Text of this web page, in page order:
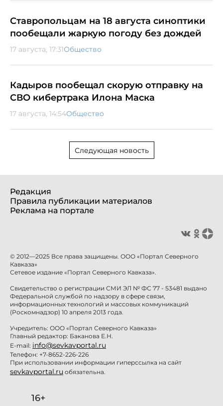
Ставропольцам на 18 августа синоптики
пообещали жаркую погоду без дождей
17 августа, 17:31Общество
Кадыров пообещал скорую отправку на
СВО кибертрака Илона Маска
17 августа, 14:54Общество
Следующая новость
Редакция
Правила публикации материалов
Реклама на портале
© 2012—2025 Все права защищены. ООО «Портал Северного
Кавказа»
Сетевое издание «Портал Северного Кавказа».
Свидетельство о регистрации СМИ ЭЛ № ФС 77 - 53481 выдано
Федеральной службой по надзору в сфере связи,
информационных технологий и массовых коммуникаций
(Роскомнадзор) 10 апреля 2013 года.
Учредитель: ООО «Портал Северного Кавказа»
Главный редактор: Баканова Е.Н.
E-mail: info@sevkavportal.ru
Телефон: +7-8652-226-226
При использовании информации гиперссылка на сайт
sevkavportal.ru обязательна.
16+